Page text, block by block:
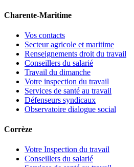
Charente-Maritime
Vos contacts
Secteur agricole et maritime
Renseignements droit du travail
Conseillers du salarié
Travail du dimanche
Votre inspection du travail
Services de santé au travail
Défenseurs syndicaux
Observatoire dialogue social
Corrèze
Votre Inspection du travail
Conseillers du salarié